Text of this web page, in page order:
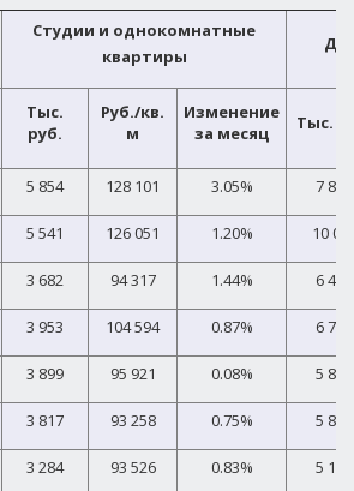
Студии и однокомнатные
квартиры
Тыс.
руб.
Руб./кв.
м
Изменение
за месяц
Тыс.
5 854 128 101 3.05% 7 866
5 541 126 051 1.20% 10
3 682 94 317 1.44% 6 488
3 953 104 594 0.87% 6 772
3 899 95 921 0.08% 5 831
3 817 93 258 0.75% 5 809
3 284 93 526 0.83% 5 163